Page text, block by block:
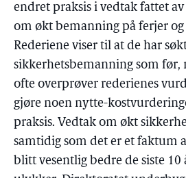
endret praksis i vedtak fattet
om økt bemanning på ferjer
Rederiene viser til at de har
sikkerhetsbemanning som før,
ofte overprøver rederienes
gjøre noen nytte-
praksis. Vedtak om økt
samtidig som det er et faktum
blitt vesentlig bedre de siste